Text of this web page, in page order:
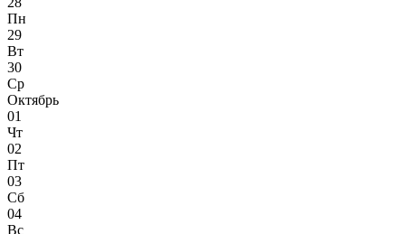
Пн
29
Вт
30
Ср
Октябрь
01
Чт
02
Пт
03
Сб
04
Вс